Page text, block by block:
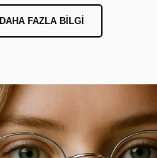
DAHA FAZLA BILGI